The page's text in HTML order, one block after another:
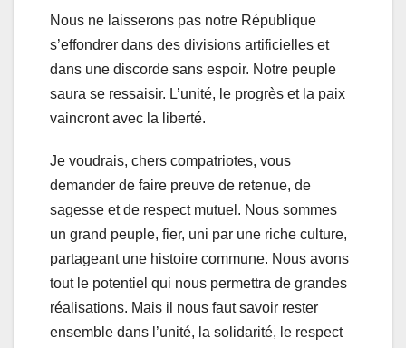
Nous ne laisserons pas notre République
s’effondrer dans des divisions artificielles et
dans une discorde sans espoir. Notre peuple
saura se ressaisir. L’unité, le progrès et la paix
vaincront avec la liberté.
Je voudrais, chers compatriotes, vous
demander de faire preuve de retenue, de
sagesse et de respect mutuel. Nous sommes
un grand peuple, fier, uni par une riche culture,
partageant une histoire commune. Nous avons
tout le potentiel qui nous permettra de grandes
réalisations. Mais il nous faut savoir rester
ensemble dans l’unité, la solidarité, le respect